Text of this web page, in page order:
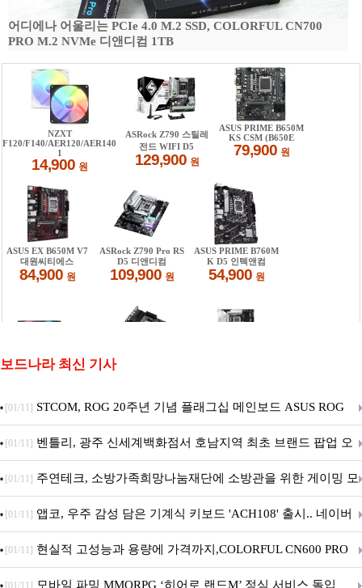
어디에나 어울리는 PCIe 4.0 M.2 SSD, COLORFUL CN700
PRO M.2 NVMe 디앤디컴 1TB
보드나라 최신 기사
[01/11] STCOM, ROG 20주년 기념 플래그십 메인보드 ASUS ROG
Crosshair X870E EDITION 20 국내 출시 예정
[01/11] 벤틀리, 광주 신세계백화점서 호남지역 최초 브랜드 팝업 오
픈
[01/11] 주연테크, 소방가족희망나눔재단에 소방관을 위한 게이밍 모
니터·스마트 펫 침대 기부
[01/11] 앱코, 우주 감성 담은 기계식 키보드 'ACH108' 출시.. 네이버
브랜드데이 기획전 진행
[01/11] 현실적 고성능과 용량에 가격까지,COLORFUL CN600 PRO
M.2 NVMe 디앤디컴 1TB
[01/11] 모바일 파밍 MMORPG ‘히어로 랜드M’ 정식 서비스 돌입